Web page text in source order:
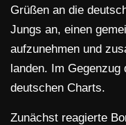
Grüßen an die
Jungs an, einen
aufzunehmen und
landen. Im
deutschen Charts.
Zunächst reagierte